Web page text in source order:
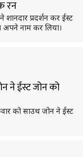
रन
प्रदर्शन कर ईस्ट
अपने नाम कर लिया।
ने ईस्ट जोन को
को साउथ जोन ने ईस्ट